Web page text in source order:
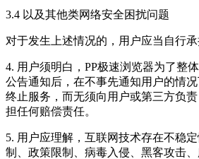
3.4 以及其他类网络安全困扰问题
对于发生上述情况的，用户应当自行承
4. 用户须明白，PP极速浏览器为了整
公告通知后，在不事先通知用户的情
终止服务，而无须向用户或第三方负
担任何赔偿责任。
5. 用户应理解，互联网技术存在不稳
制、政策限制、病毒入侵、黑客攻击